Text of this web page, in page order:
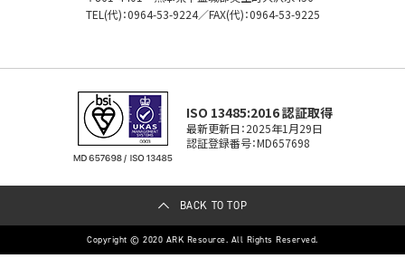
TEL(代)：0964-53-9224／FAX(代)：0964-53-9225
ISO 13485:2016 認証取得
最新更新日：2025年1月29日
認証登録番号：MD657698
BACK TO TOP
Copyright © 2020 ARK Resource. All Rights Reserved.